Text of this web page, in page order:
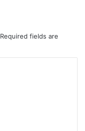
Required fields are